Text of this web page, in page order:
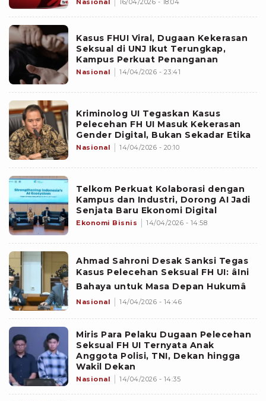
Nasional 16/04/2026 - 18:04
Kasus FHUI Viral, Dugaan Kekerasan
Seksual di UNJ Ikut Terungkap,
Kampus Perkuat Penanganan
Nasional 14/04/2026 - 23:41
Kriminolog UI Tegaskan Kasus
Pelecehan FH UI Masuk Kekerasan
Gender Digital, Bukan Sekadar Etika
Nasional 14/04/2026 - 20:10
Telkom Perkuat Kolaborasi dengan
Kampus dan Industri, Dorong AI Jadi
Senjata Baru Ekonomi Digital
Ekonomi Bisnis 14/04/2026 - 14:58
Ahmad Sahroni Desak Sanksi Tegas
Kasus Pelecehan Seksual FH UI: âIni
Bahaya untuk Masa Depan Hukumâ
Nasional 14/04/2026 - 14:46
Miris Para Pelaku Dugaan Pelecehan
Seksual FH UI Ternyata Anak
Anggota Polisi, TNI, Dekan hingga
Wakil Dekan
Nasional 14/04/2026 - 14:35